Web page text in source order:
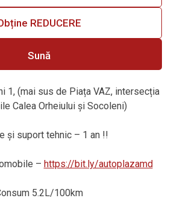
REDUCERE
Sună
1, (mai sus de Piața VAZ, intersecția
Calea Orheiului și Socoleni)
și suport tehnic – 1 an !!
– https://bit.ly/autoplazamd
5.2L/100km